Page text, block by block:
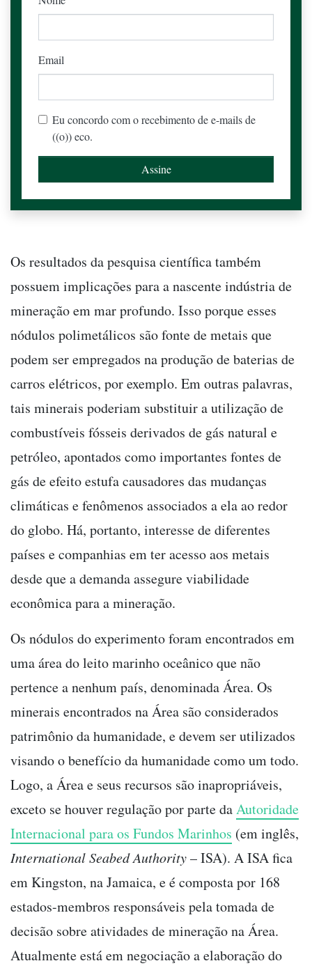
Email
Eu concordo com o recebimento de e-mails de
((o)) eco.
Os resultados da pesquisa científica também
possuem implicações para a nascente indústria de
mineração em mar profundo. Isso porque esses
nódulos polimetálicos são fonte de metais que
podem ser empregados na produção de baterias de
carros elétricos, por exemplo. Em outras palavras,
tais minerais poderiam substituir a utilização de
combustíveis fósseis derivados de gás natural e
petróleo, apontados como importantes fontes de
gás de efeito estufa causadores das mudanças
climáticas e fenômenos associados a ela ao redor
do globo. Há, portanto, interesse de diferentes
países e companhias em ter acesso aos metais
desde que a demanda assegure viabilidade
econômica para a mineração.
Os nódulos do experimento foram encontrados em
uma área do leito marinho oceânico que não
pertence a nenhum país, denominada Área. Os
minerais encontrados na Área são considerados
patrimônio da humanidade, e devem ser utilizados
visando o benefício da humanidade como um todo.
Logo, a Área e seus recursos são inapropriáveis,
exceto se houver regulação por parte daAutoridade
Internacional para os Fundos Marinhos (em inglês,
International Seabed Authority– ISA). A ISA fica
em Kingston, na Jamaica, e é composta por 168
estados-membros responsáveis pela tomada de
decisão sobre atividades de mineração na Área.
Atualmente está em negociação a elaboração do